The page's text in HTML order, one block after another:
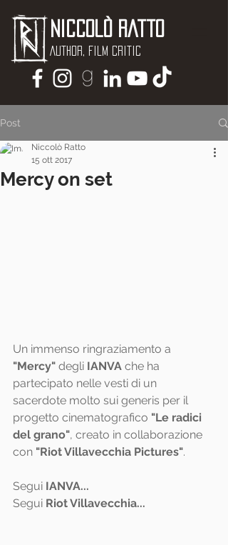
Niccolò Ratto
Author, Film critic
Post
Mercy on set
Niccolò Ratto
15 ott 2017
Un immenso ringraziamento a
"Mercy" degli IANVA che ha
partecipato nelle vesti di un
sacerdote molto sui generis per il
progetto cinematografico "Le radici
del grano", creato in collaborazione
con "Riot Villavecchia Pictures".
Segui IANVA...
Segui Riot Villavecchia...